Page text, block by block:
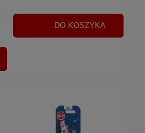
DO KOSZYKA